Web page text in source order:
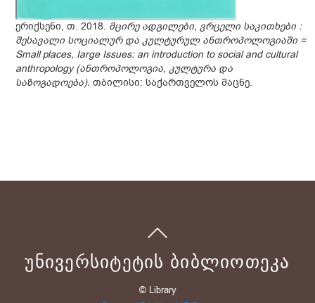
ერიქსენი, თ. 2018. მცირე ადგილები, ვრცელი საკითხები :
შესავალი სოციალურ და კულტურულ ანთროპოლოგიაში =
Small places, Iarge Issues: an introduction to social and cultural
anthropology (ანთროპოლოგია, კულტურა და
საზოგადოება). თბილისი: საქართველოს მაცნე.
ᲣᲜᲘᲕᲔᲠᲡᲘᲢᲔᲢᲘᲡ ᲑᲘᲑᲚᲘᲝᲗᲔᲙᲐ
© Library